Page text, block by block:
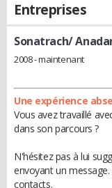
Entreprises
Sonatrach/
2008 - maintenant
Une expérience
Vous avez travaillé
dans son parcours ?
N'hésitez pas à lui
envoyant un
contacts.